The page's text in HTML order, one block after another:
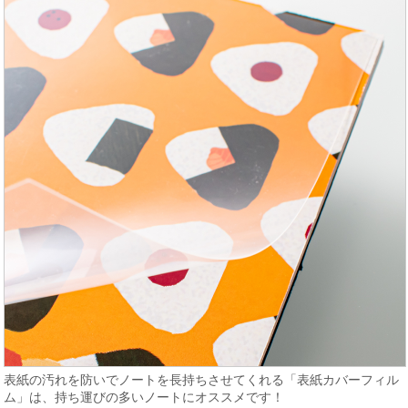
表紙の汚れを防いでノートを長持ちさせてくれる「表紙カバーフィル
ム」は、持ち運びの多いノートにオススメです！